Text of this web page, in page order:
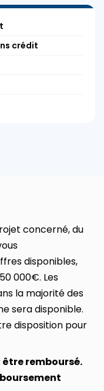
crédit
concerné, du
disponibles,
000€. Les
la majorité des
sera disponible.
disposition pour
remboursé.